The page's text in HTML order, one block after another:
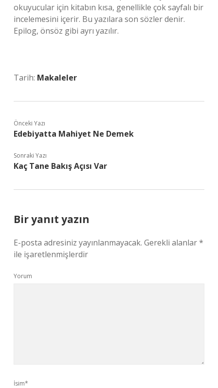
okuyucular için kitabın kısa, genellikle çok sayfalı bir
incelemesini içerir. Bu yazılara son sözler denir.
Epilog, önsöz gibi ayrı yazılır.
Tarih: Makaleler
Önceki Yazı
Edebiyatta Mahiyet Ne Demek
Sonraki Yazı
Kaç Tane Bakış Açısı Var
Bir yanıt yazın
E-posta adresiniz yayınlanmayacak. Gerekli alanlar*
ile işaretlenmişlerdir
Yorum
İsim*